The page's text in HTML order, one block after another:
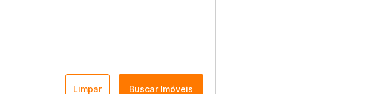
Limpar Buscar Imóveis